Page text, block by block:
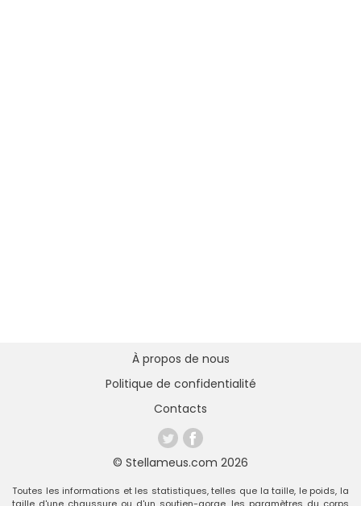
© Stellameus.com 2026
À propos de nous
Politique de confidentialité
Contacts
Toutes les informations et les statistiques, telles que la taille, le poids, la